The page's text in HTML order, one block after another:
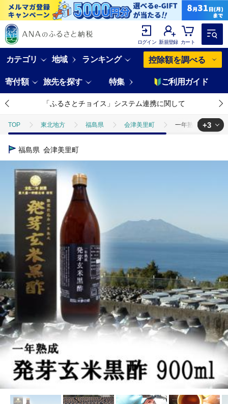
ログイン 新規登録 カート
カテゴリ 地域 ランキング 控除額を調べる
寄付額 旅先を探す 特集 ご利用ガイド
「ふるさとチョイス」システム連携に関して
TOP 東北地方 福島県 会津美里町 一年熟成 発芽玄
TOP
TOP 加工食品 調味料
+3
福島県 会津美里町